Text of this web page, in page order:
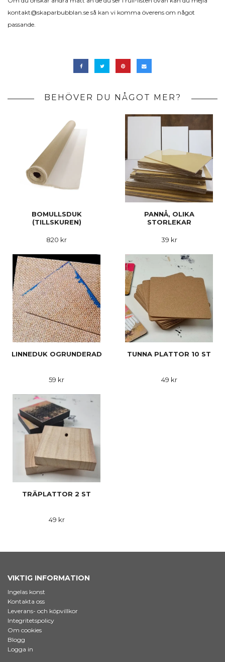
kontakt@skaparbubblan.se så kan vi komma överens om något
passande.
BEHÖVER DU NÅGOT MER?
BOMULLSDUK
(TILLSKUREN)
820 kr
PANNÅ, OLIKA
STORLEKAR
39 kr
LINNEDUK OGRUNDERAD
59 kr
TUNNA PLATTOR 10 ST
49 kr
TRÄPLATTOR 2 ST
49 kr
VIKTIG INFORMATION
Ingelas konst
Kontakta oss
Leverans- och köpvillkor
Integritetspolicy
Om cookies
Blogg
Logga in